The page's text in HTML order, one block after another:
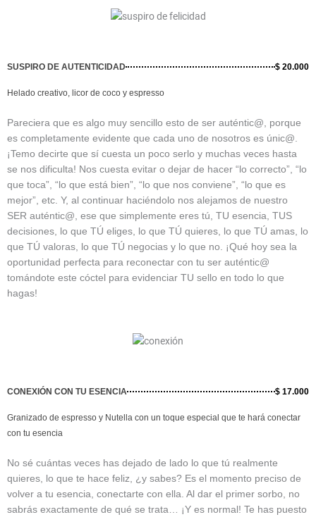
SUSPIRO DE AUTENTICIDAD $ 20.000
Helado creativo, licor de coco y espresso
Pareciera que es algo muy sencillo esto de ser auténtic@, porque
es completamente evidente que cada uno de nosotros es únic@.
¡Temo decirte que sí cuesta un poco serlo y muchas veces hasta
se nos dificulta! Nos cuesta evitar o dejar de hacer “lo correcto”, “lo
que toca”, “lo que está bien”, “lo que nos conviene”, “lo que es
mejor”, etc. Y, al continuar haciéndolo nos alejamos de nuestro
SER auténtic@, ese que simplemente eres tú, TU esencia, TUS
decisiones, lo que TÚ eliges, lo que TÚ quieres, lo que TÚ amas, lo
que TÚ valoras, lo que TÚ negocias y lo que no. ¡Qué hoy sea la
oportunidad perfecta para reconectar con tu ser auténtic@
tomándote este cóctel para evidenciar TU sello en todo lo que
hagas!
CONEXIÓN CON TU ESENCIA $ 17.000
Granizado de espresso y Nutella con un toque especial que te hará conectar
con tu esencia
No sé cuántas veces has dejado de lado lo que tú realmente
quieres, lo que te hace feliz, ¿y sabes? Es el momento preciso de
volver a tu esencia, conectarte con ella. Al dar el primer sorbo, no
sabrás exactamente de qué se trata… ¡Y es normal! Te has puesto